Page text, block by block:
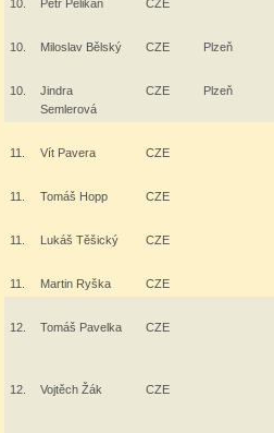
10. Petr Pelikán CZE
10. Miloslav Bělský CZE Plzeň
10.
Jindra
Semlerová
CZE Plzeň
11. Vít Pavera CZE
11. Tomáš Hopp CZE
11. Lukáš Těšický CZE
11. Martin Ryška CZE
12. Tomáš Pavelka CZE
12. Vojtěch Žák CZE